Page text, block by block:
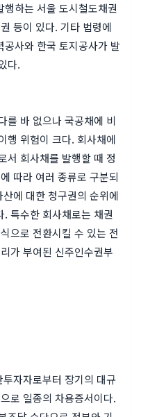
하는 서울 도시철도채권
등이 있다. 기타 법령에
공사와 한국 토지공사가 발
다.
를 바 없으나 국공채에 비
행 위험이 크다. 회사채에
서 회사채를 발행할 때 정
따라 여러 종류로 구분되
에 대한 청구권의 순위에
특수한 회사채로는 채권
으로 전환시킬 수 있는 전
가 부여된 신주인수권부
자자로부터 장기의 대규
로 일종의 차용증서이다.